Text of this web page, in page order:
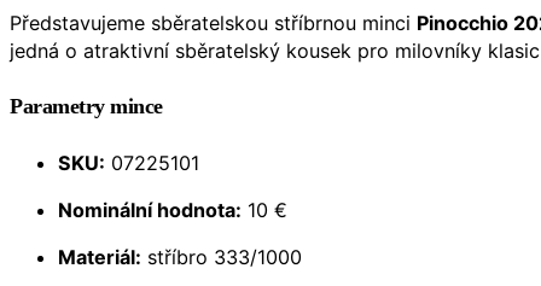
Představujeme sběratelskou stříbrnou minci Pinocchio
jedná o atraktivní sběratelský kousek pro milovníky
Parametry mince
SKU: 07225101
Nominální hodnota: 10 €
Materiál: stříbro 333/1000